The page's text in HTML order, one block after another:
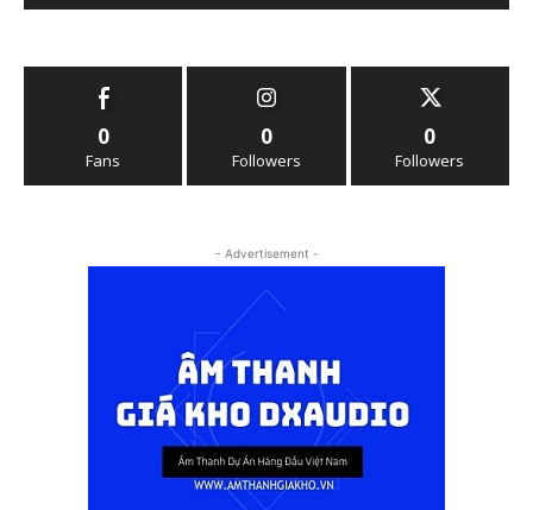
0
Fans
0
Followers
0
Followers
- Advertisement -